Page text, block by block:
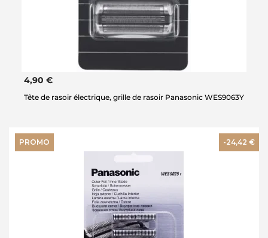
4,90 €
Tête de rasoir électrique, grille de rasoir Panasonic WES9063Y
PROMO -24,42 €